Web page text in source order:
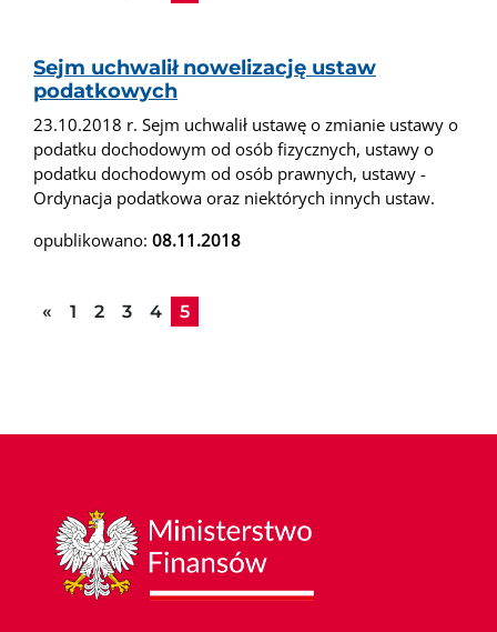
Sejm uchwalił nowelizację ustaw
podatkowych
23.10.2018 r. Sejm uchwalił ustawę o zmianie ustawy o
podatku dochodowym od osób fizycznych, ustawy o
podatku dochodowym od osób prawnych, ustawy -
Ordynacja podatkowa oraz niektórych innych ustaw.
opublikowano: 08.11.2018
« Poprzednia strona
1 2 3 4 5